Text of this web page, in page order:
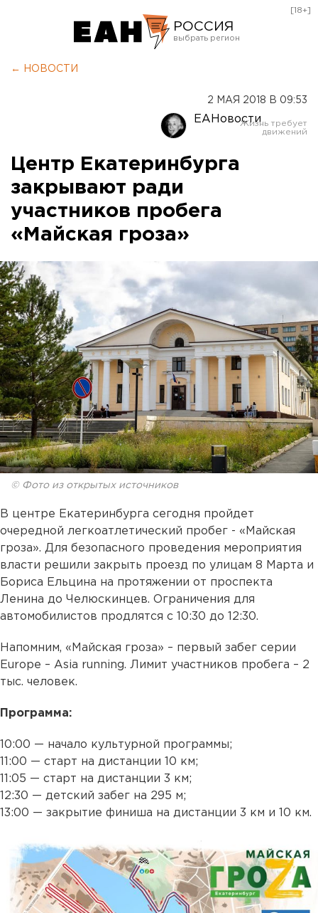
РОССИЯ
Оренбург
[18+]
← НОВОСТИ
2 МАЯ 2018 В 09:53
ЕАНовости
Центр Екатеринбурга
закрывают ради
участников пробега
«Майская гроза»
© Фото из открытых источников
В центре Екатеринбурга сегодня пройдет
очередной легкоатлетический пробег - «Майская
гроза». Для безопасного проведения мероприятия
власти решили закрыть проезд по улицам 8 Марта и
Бориса Ельцина на протяжении от проспекта
Ленина до Челюскинцев. Ограничения для
автомобилистов продлятся с 10:30 до 12:30.
Напомним, «Майская гроза» – первый забег серии
Europe – Asia running. Лимит участников пробега – 2
тыс. человек.
Программа:
10:00 — начало культурной программы;
11:00 — старт на дистанции 10 км;
11:05 — старт на дистанции 3 км;
12:30 — детский забег на 295 м;
13:00 — закрытие финиша на дистанции 3 км и 10 км.